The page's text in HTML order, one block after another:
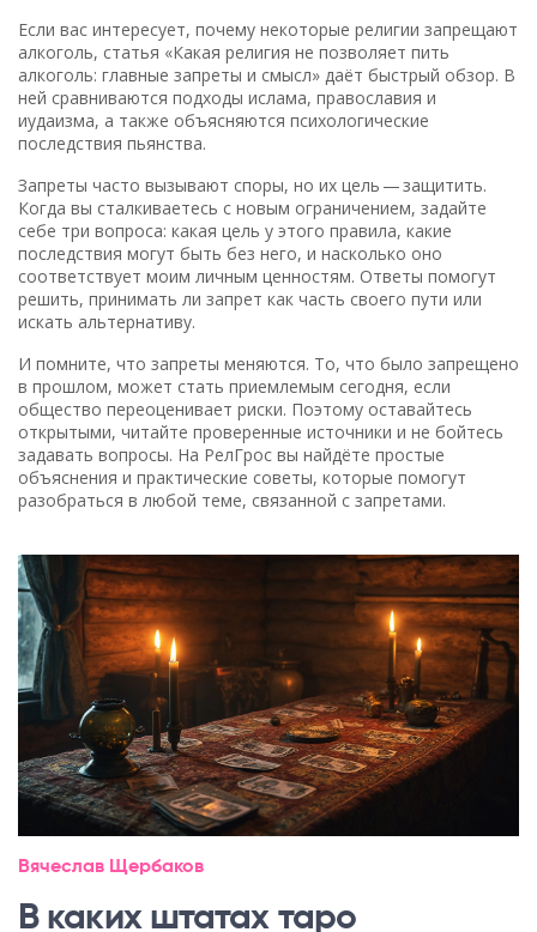
Если вас интересует, почему некоторые религии запрещают
алкоголь, статья «Какая религия не позволяет пить
алкоголь: главные запреты и смысл» даёт быстрый обзор. В
ней сравниваются подходы ислама, православия и
иудаизма, а также объясняются психологические
последствия пьянства.
Запреты часто вызывают споры, но их цель — защитить.
Когда вы сталкиваетесь с новым ограничением, задайте
себе три вопроса: какая цель у этого правила, какие
последствия могут быть без него, и насколько оно
соответствует моим личным ценностям. Ответы помогут
решить, принимать ли запрет как часть своего пути или
искать альтернативу.
И помните, что запреты меняются. То, что было запрещено
в прошлом, может стать приемлемым сегодня, если
общество переоценивает риски. Поэтому оставайтесь
открытыми, читайте проверенные источники и не бойтесь
задавать вопросы. На РелГрос вы найдёте простые
объяснения и практические советы, которые помогут
разобраться в любой теме, связанной с запретами.
Вячеслав Щербаков
В каких штатах таро